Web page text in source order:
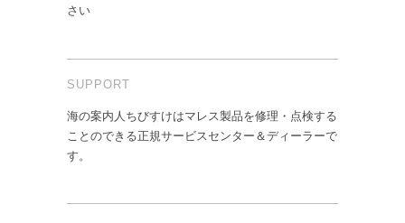
さい
SUPPORT
海の案内人ちびすけはマレス製品を修理・点検する
ことのできる正規サービスセンター＆ディーラーで
す。